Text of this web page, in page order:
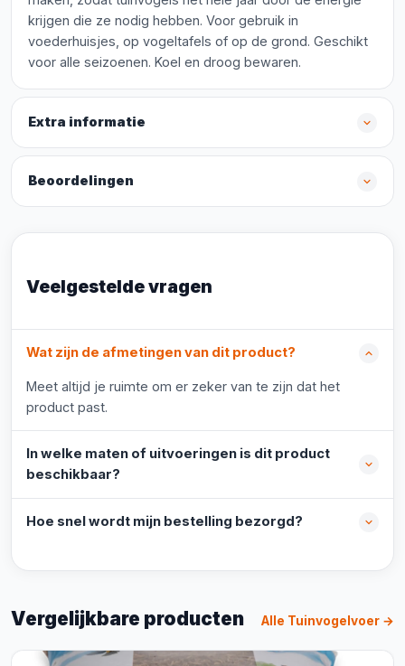
krijgen die ze nodig hebben. Voor gebruik in
voederhuisjes, op vogeltafels of op de grond. Geschikt
voor alle seizoenen. Koel en droog bewaren.
Extra informatie
Beoordelingen
Veelgestelde vragen
Wat zijn de afmetingen van dit product?
Meet altijd je ruimte om er zeker van te zijn dat het
product past.
In welke maten of uitvoeringen is dit product
beschikbaar?
Hoe snel wordt mijn bestelling bezorgd?
Vergelijkbare producten Alle Tuinvogelvoer →